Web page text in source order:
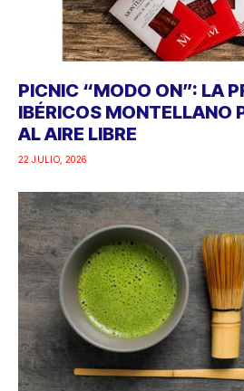
PICNIC “MODO ON”: LA
IBÉRICOS MONTELLANO
AL AIRE LIBRE
22 JULIO, 2026